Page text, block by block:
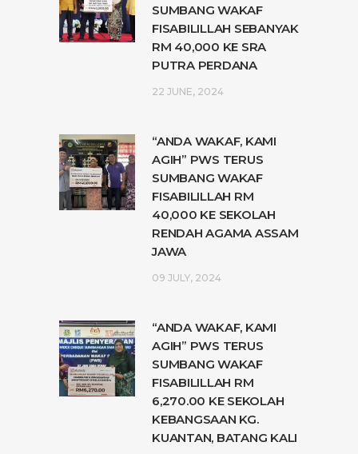
SUMBANG WAKAF
FISABILILLAH SEBANYAK
RM 40,000 KE SRA
PUTRA PERDANA
22 JUNE, 2024
“ANDA WAKAF, KAMI
AGIH” PWS TERUS
SUMBANG WAKAF
FISABILILLAH RM
40,000 KE SEKOLAH
RENDAH AGAMA ASSAM
JAWA
09 JULY, 2024
“ANDA WAKAF, KAMI
AGIH” PWS TERUS
SUMBANG WAKAF
FISABILILLAH RM
6,270.00 KE SEKOLAH
KEBANGSAAN KG.
KUANTAN, BATANG KALI